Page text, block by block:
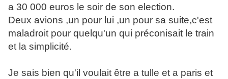
a 30 000 euros le soir de son election.
Deux avions ,un pour lui ,un pour sa suite,c'est
maladroit pour quelqu'un qui préconisait le train
et la simplicité.
Je sais bien qu'il voulait être a tulle et a paris et